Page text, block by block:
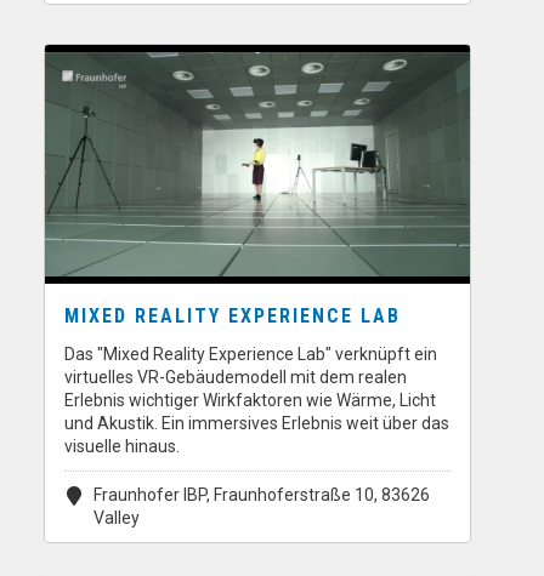
MIXED REALITY EXPERIENCE LAB
Das "Mixed Reality Experience Lab" verknüpft ein
virtuelles VR-Gebäudemodell mit dem realen
Erlebnis wichtiger Wirkfaktoren wie Wärme, Licht
und Akustik. Ein immersives Erlebnis weit über das
visuelle hinaus.
Fraunhofer IBP, Fraunhoferstraße 10, 83626
Valley